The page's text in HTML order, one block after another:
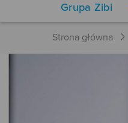
Grupa Zibi
Strona główna